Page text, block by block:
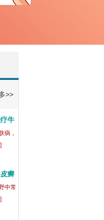
>>
病，
牛
病，
癣
中常